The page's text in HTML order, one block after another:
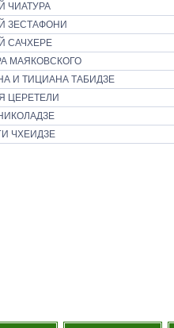
ЧИАТУРА
ЗЕСТАФОНИ
САЧХЕРЕ
МАЯКОВСКОГО
И ТИЦИАНА ТАБИДЗЕ
ЦЕРЕТЕЛИ
ЧХЕИДЗЕ